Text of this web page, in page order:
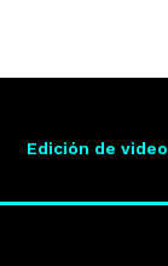
Edición de video